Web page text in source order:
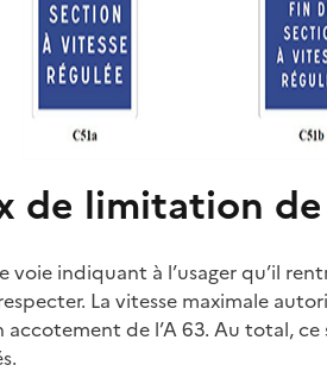
de limitation
indiquant à l’usager qu’il
La vitesse maximale
accotement de l’A 63. Au total,